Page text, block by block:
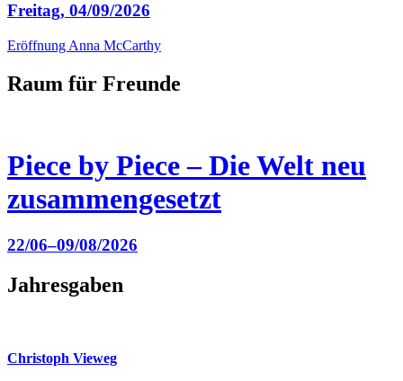
Freitag, 04/09/2026
Eröffnung Anna McCarthy
Raum für Freunde
Piece by Piece – Die Welt neu
zusammengesetzt
22/06–09/08/2026
Jahresgaben
Christoph Vieweg